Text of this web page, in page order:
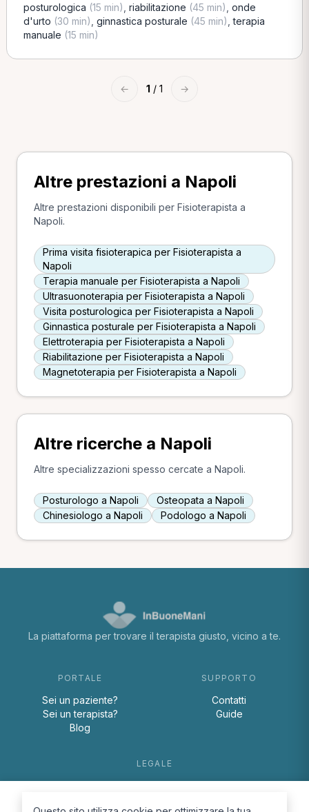
posturologica (15 min) riabilitazione (45 min) onde
d'urto (30 min) ginnastica posturale (45 min) ,terapia
manuale (15 min)
← 1 / 1 →
Altre prestazioni a Napoli
Altre prestazioni disponibili per Fisioterapista a
Napoli.
Prima visita fisioterapica per Fisioterapista a
Napoli
Terapia manuale per Fisioterapista a Napoli
Ultrasuonoterapia per Fisioterapista a Napoli
Visita posturologica per Fisioterapista a Napoli
Ginnastica posturale per Fisioterapista a Napoli
Elettroterapia per Fisioterapista a Napoli
Riabilitazione per Fisioterapista a Napoli
Magnetoterapia per Fisioterapista a Napoli
Altre ricerche a Napoli
Altre specializzazioni spesso cercate a Napoli.
Posturologo a Napoli
Osteopata a Napoli
Chinesiologo a Napoli
Podologo a Napoli
La piattaforma per trovare il terapista giusto, vicino a te.
PORTALE
Sei un paziente?
Sei un terapista?
Blog
SUPPORTO
Contatti
Guide
LEGALE